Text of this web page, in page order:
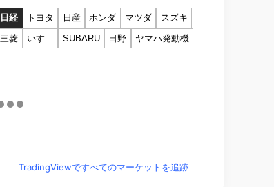
日経 トヨタ 日産 ホンダ マツダ
スズキ
三菱
いすゞ SUBARU 日野 ヤマハ発動機
TradingViewですべてのマーケットを追跡